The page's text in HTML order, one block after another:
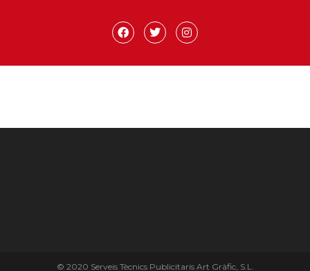
© 2020 Serveis Tècnics Publicitaris Art Gràfic, S.L.